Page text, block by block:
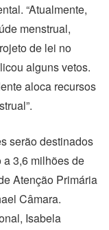
“Atualmente,
menstrual,
de lei no
alguns vetos.
aloca recursos
serão destinados
3,6 milhões de
Atenção Primária
Câmara.
Isabela